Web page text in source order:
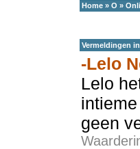
Home » O »
Vermeldingen
-Lelo
Lelo
geen